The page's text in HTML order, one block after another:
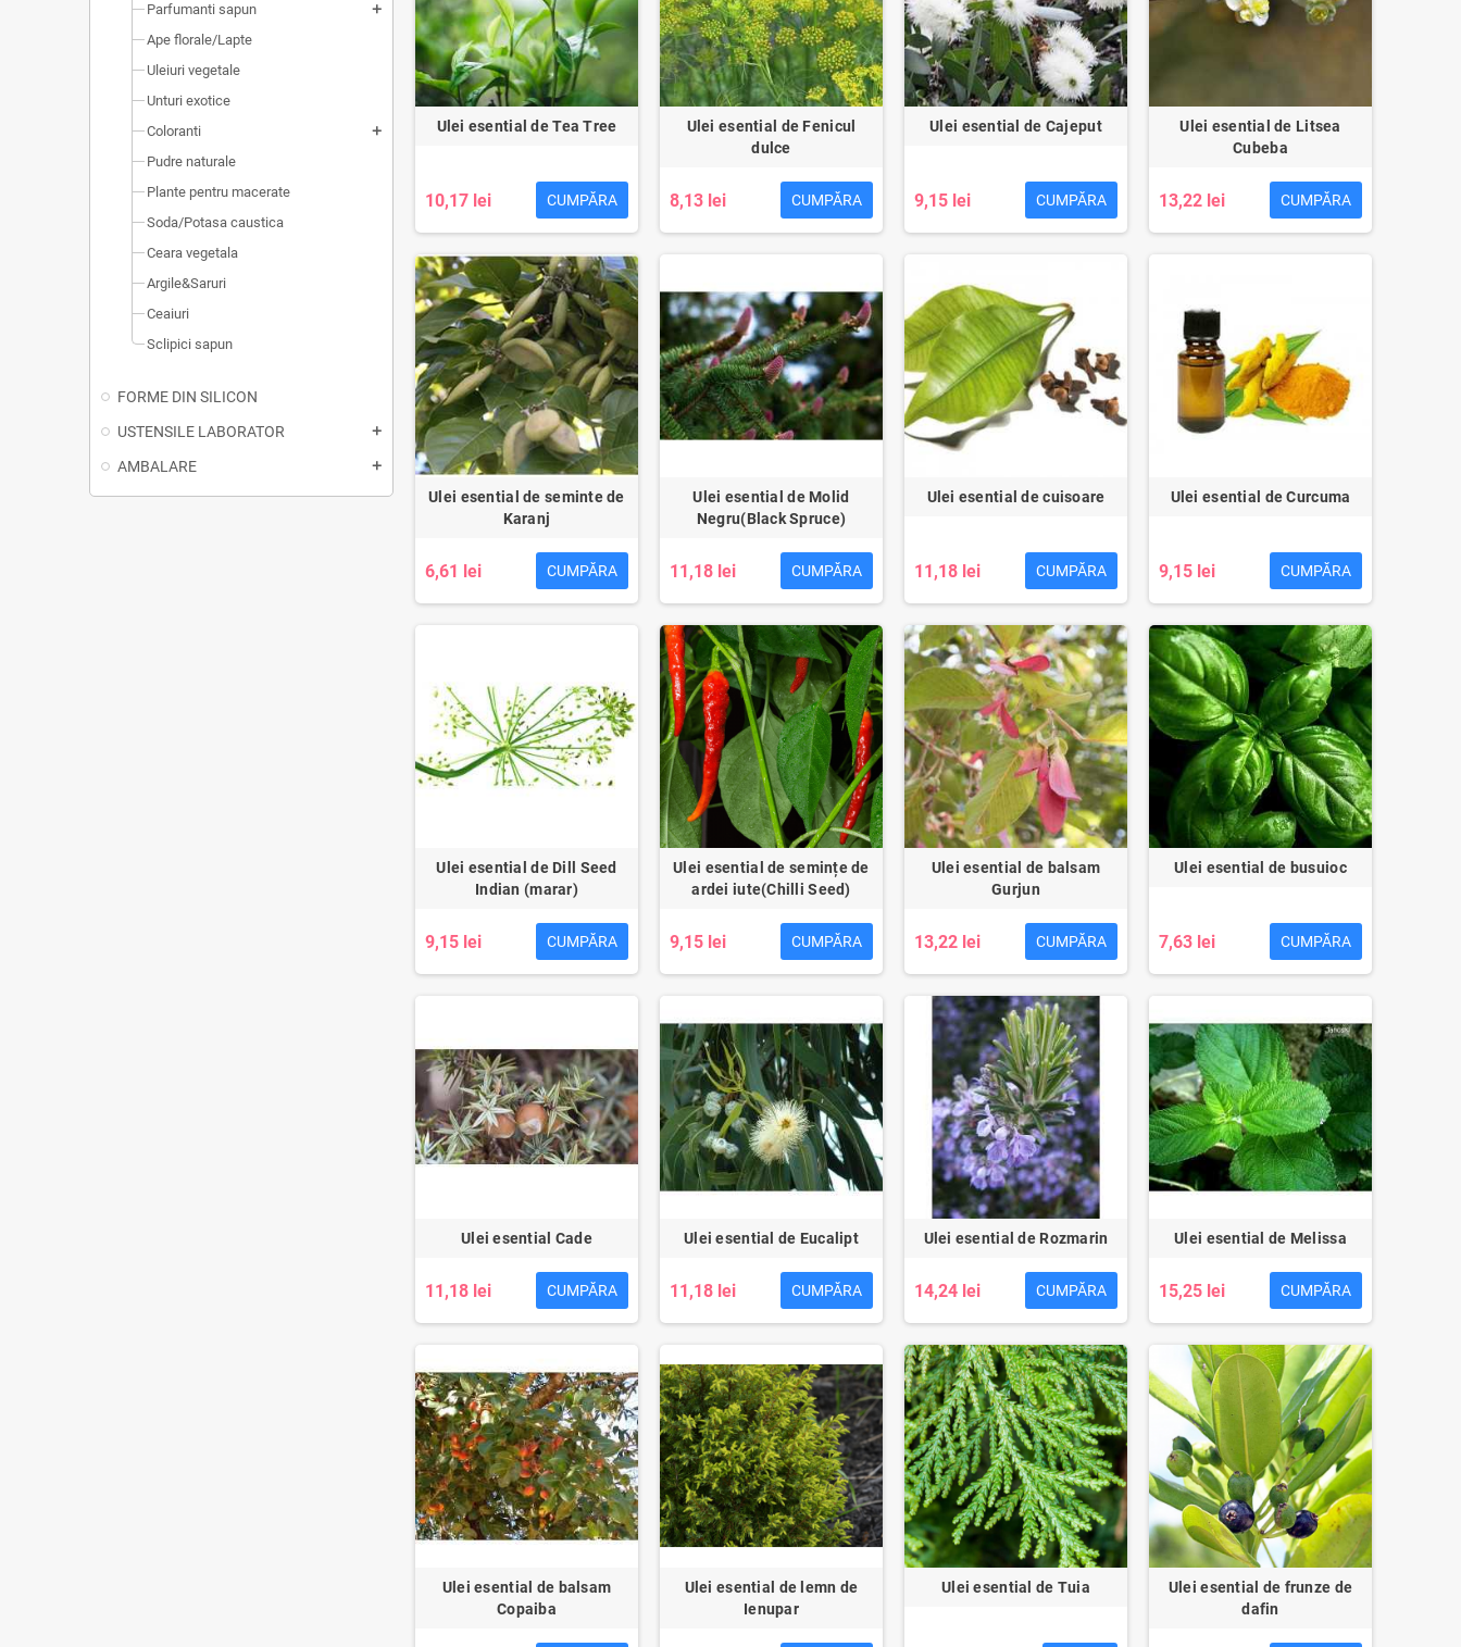
Parfumanti sapun
add
Ape florale/Lapte
Uleiuri vegetale
Unturi exotice
Coloranti
add
Pudre naturale
Plante pentru macerate
Soda/Potasa caustica
Ceara vegetala
Argile&Saruri
Ceaiuri
Sclipici sapun
FORME DIN SILICON
USTENSILE LABORATOR
add
AMBALARE add
Ulei esential de Tea Tree
10,17 lei CUMPĂRA
Ulei esential de Fenicul
dulce
8,13 lei CUMPĂRA
Ulei esential de Cajeput
9,15 lei CUMPĂRA
Ulei esential de Litsea
Cubeba
13,22 lei CUMPĂRA
Ulei esential de seminte de
Karanj
6,61 lei CUMPĂRA
Ulei esential de Molid
Negru(Black Spruce)
11,18 lei CUMPĂRA
Ulei esential de cuisoare
11,18 lei CUMPĂRA
Ulei esential de Curcuma
9,15 lei CUMPĂRA
Ulei esential de Dill Seed
Indian (marar)
9,15 lei CUMPĂRA
Ulei esential de semințe de
ardei iute(Chilli Seed)
9,15 lei CUMPĂRA
Ulei esential de balsam
Gurjun
13,22 lei CUMPĂRA
Ulei esential de busuioc
7,63 lei CUMPĂRA
Ulei esential Cade
11,18 lei CUMPĂRA
Ulei esential de Eucalipt
11,18 lei CUMPĂRA
Ulei esential de Rozmarin
14,24 lei CUMPĂRA
Ulei esential de Melissa
15,25 lei CUMPĂRA
Ulei esential de balsam
Copaiba
Ulei esential de lemn de
Ienupar
Ulei esential de Tuia
Ulei esential de frunze de
dafin